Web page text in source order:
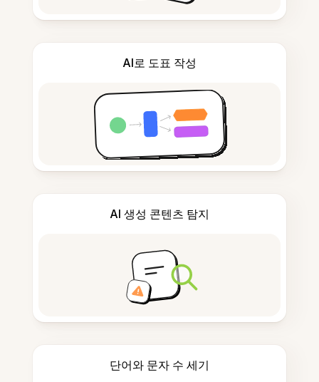
AI로 도표 작성
AI 생성 콘텐츠 탐지
단어와 문자 수 세기